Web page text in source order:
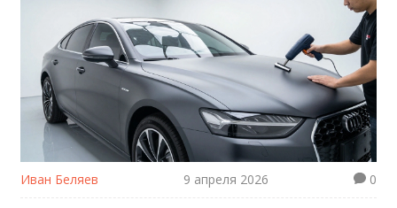
Иван Беляев 9 апреля 2026 0